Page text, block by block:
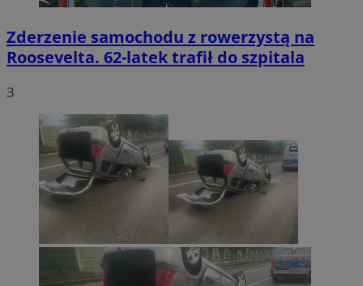
Zderzenie samochodu z rowerzystą na
Roosevelta. 62-latek trafił do szpitala
3